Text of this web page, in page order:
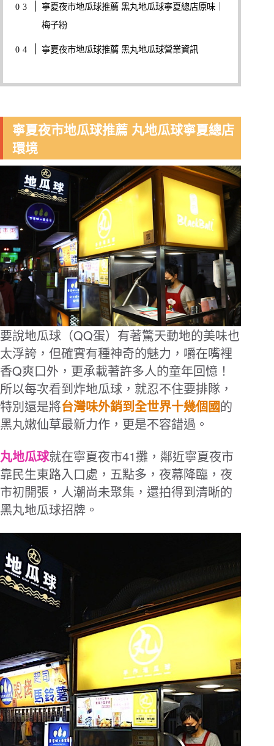
寧夏夜市地瓜球推薦 黑丸地瓜球寧夏總店原味｜
梅子粉
寧夏夜市地瓜球推薦 黑丸地瓜球營業資訊
寧夏夜市地瓜球推薦 丸地瓜球寧夏總店
環境
要說地瓜球（QQ蛋）有著驚天動地的美味也
太浮誇，但確實有種神奇的魅力，嚼在嘴裡
香Q爽口外，更承載著許多人的童年回憶！
所以每次看到炸地瓜球，就忍不住要排隊，
特別還是將台灣味外銷到全世界十幾個國的
黑丸嫩仙草最新力作，更是不容錯過。
丸地瓜球就在寧夏夜市41攤，鄰近寧夏夜市
靠民生東路入口處， 五點多，夜幕降臨，夜
市初開張，人潮尚未聚集，還拍得到清晰的
黑丸地瓜球招牌。